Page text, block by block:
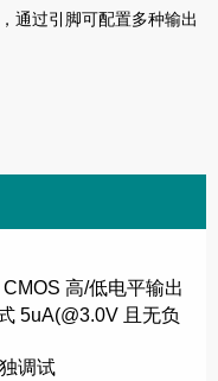
通过引脚可配置多种输出
高/低电平输出
5uA(@3.0V 且无负
调试